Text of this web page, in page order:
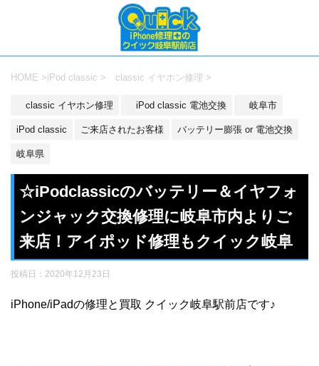
HOME >iPod classic > classic イヤホン修理 >
classic イヤホン修理 iPod classic 電池交換 岐阜市
iPod classic ご来店されたお客様 バッテリー膨張 or 電池交換
岐阜県
☆iPodclassicのバッテリー＆イヤフォ
ンジャック交換修理に岐阜市内よりご
来店！アイポッド修理もクイック岐阜
投稿日： 2020年12月23日
iPhone/iPadの修理と買取 クイック岐阜駅前店です♪